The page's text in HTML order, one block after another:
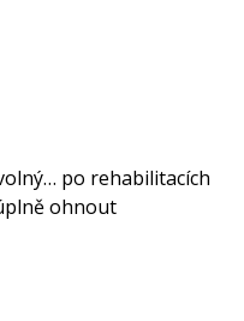
po rehabilitacích
ohnout